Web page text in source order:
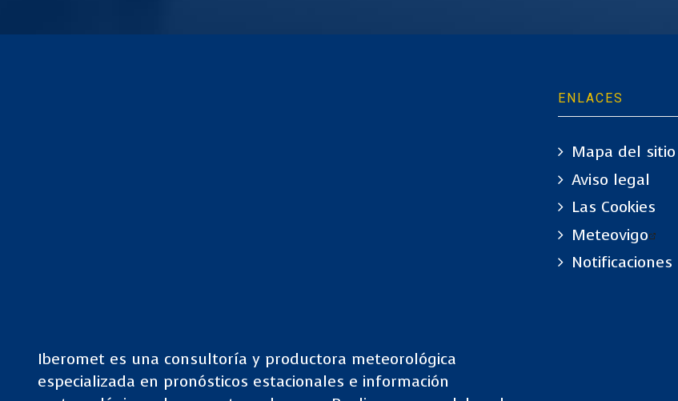
Iberomet es una consultoría y productora meteorológica
especializada en pronósticos estacionales e información
ENLACES
Mapa del sitio
Aviso legal
Las Cookies
Meteovigo
Notificaciones